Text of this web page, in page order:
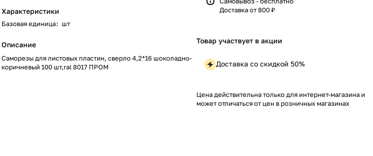
Характеристики
Базовая единица: шт
Описание
Саморезы для листовых пластин, сверло 4,2*16 шоколадно-
коричневый 100 шт,ral 8017 ПРОМ
Доставка от 800 ₽
Товар участвует в акции
Доставка со скидкой 50%
Цена действительна только для интернет-магазина и
может отличаться от цен в розничных магазинах